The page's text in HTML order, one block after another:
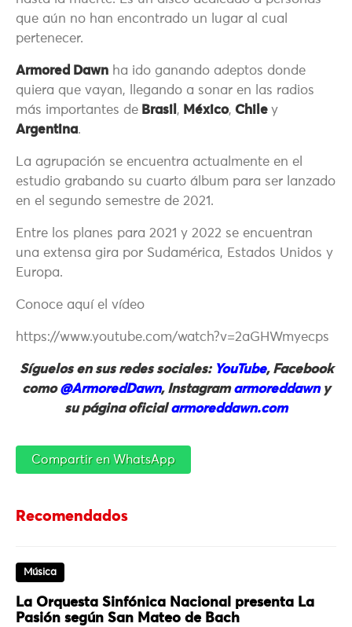
que aún no han encontrado un lugar al cual
pertenecer.
Armored Dawn ha ido ganando adeptos donde
quiera que vayan, llegando a sonar en las radios
más importantes de Brasil , México, Chile y
Argentina.
La agrupación se encuentra actualmente en el
estudio grabando su cuarto álbum para ser lanzado
en el segundo semestre de 2021.
Entre los planes para 2021 y 2022 se encuentran
una extensa gira por Sudamérica, Estados Unidos y
Europa.
Conoce aquí el vídeo
https://www.youtube.com/watch?v=2aGHWmyecps
Síguelos en sus redes sociales: YouTube, Facebook
como@ArmoredDawn, Instagramarmoreddawn y
su página oficialarmoreddawn.com
Compartir en WhatsApp
Recomendados
Música
La Orquesta Sinfónica Nacional presenta La
Pasión según San Mateo de Bach